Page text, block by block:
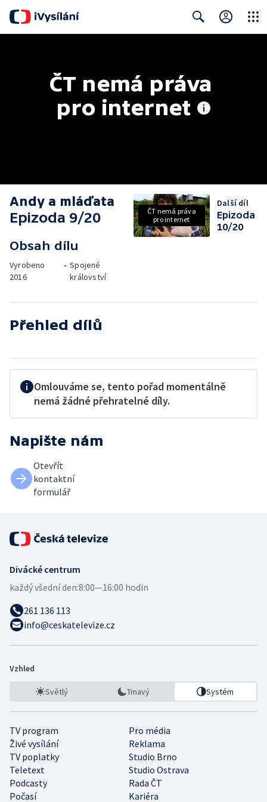
ČT nemá práva
pro internet
Andy a mláďata
Epizoda 9/20
Obsah dílu
Vyrobeno
2016
• Spojené
království
ČT nemá práva
pro internet
Další díl
Epizoda
10/20
Přehled dílů
Omlouváme se, tento pořad momentálně
nemá žádné přehratelné díly.
Napište nám
Otevřít
kontaktní
formulář
Divácké centrum
každý všední den:8:00—16:00 hodin
261 136 113
info@ceskatelevize.cz
Vzhled
Světlý Tmavý Systém
TV program
Pro média
Živé vysílání
Reklama
TV poplatky
Studio Brno
Teletext
Studio Ostrava
Podcasty
Rada ČT
Počasí
Kariéra